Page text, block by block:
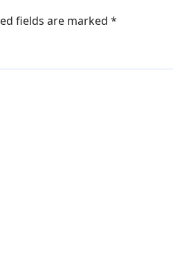
fields are marked *